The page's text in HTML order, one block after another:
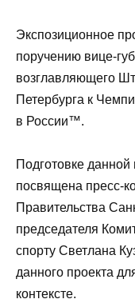
Экспозиционное
поручению вице-
возглавляющего
Петербурга к
в России™.
Подготовке
посвящена пресс-
Правительства
председателя
спорту Светлана
данного проекта
контексте.